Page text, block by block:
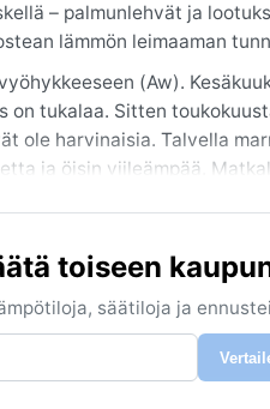
– palmunlehvät ja
lämmön leimaaman
(Aw).
tukalaa. Sitten
ole harvinaisia. Talvella
ja öisin viileämpää.
mutta
järvien yllä leijuu
reippaita tuulia. Tämä
toiseen
säätiloja ja